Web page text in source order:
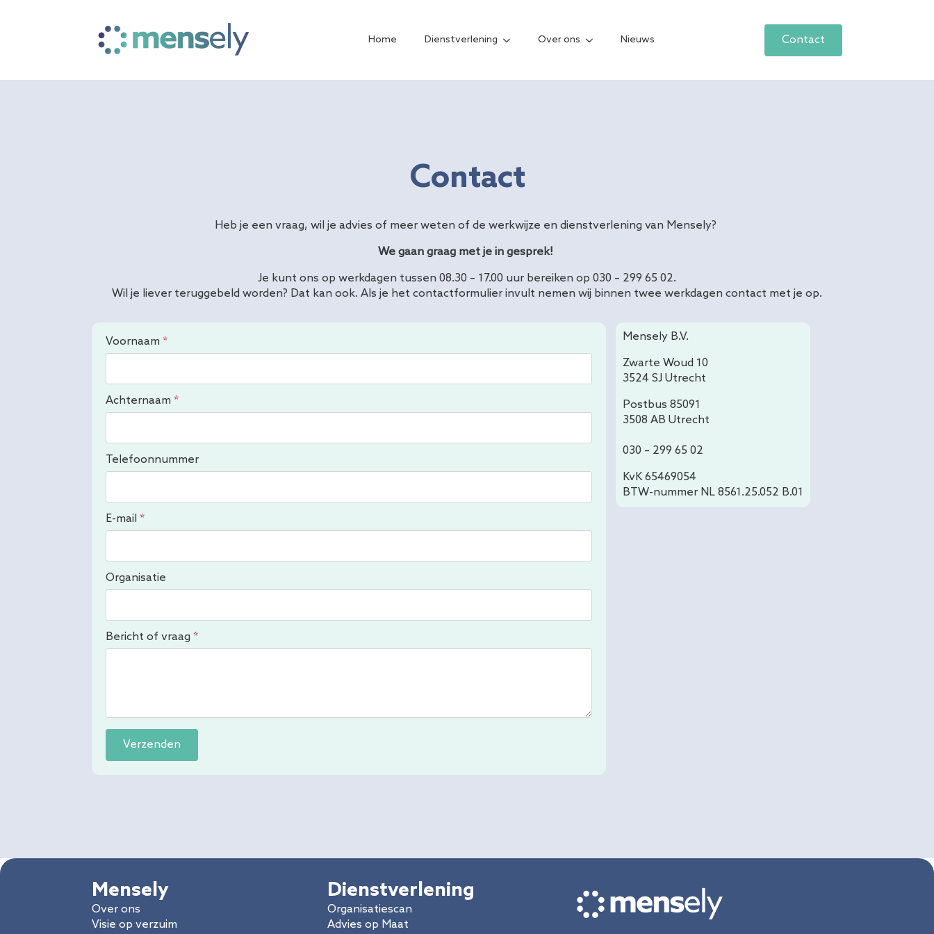
Home Dienstverlening Over ons Nieuws Contact
Contact
Heb je een vraag, wil je advies of meer weten of de werkwijze en dienstverlening van Mensely?
We gaan graag met je in gesprek!
Je kunt ons op werkdagen tussen 08.30 – 17.00 uur bereiken op 030 – 299 65 02.
Wil je liever teruggebeld worden? Dat kan ook. Als je het contactformulier invult nemen wij binnen twee werkdagen contact met je op.
Voornaam *
Achternaam *
Telefoonnummer
E-mail *
Organisatie
Bericht of vraag *
Verzenden
Mensely B.V.
Zwarte Woud 10
3524 SJ Utrecht
Postbus 85091
3508 AB Utrecht
030 – 299 65 02
KvK 65469054
BTW-nummer NL 8561.25.052 B.01
Mensely
Over ons
Visie op verzuim
Dienstverlening
Organisatiescan
Advies op Maat